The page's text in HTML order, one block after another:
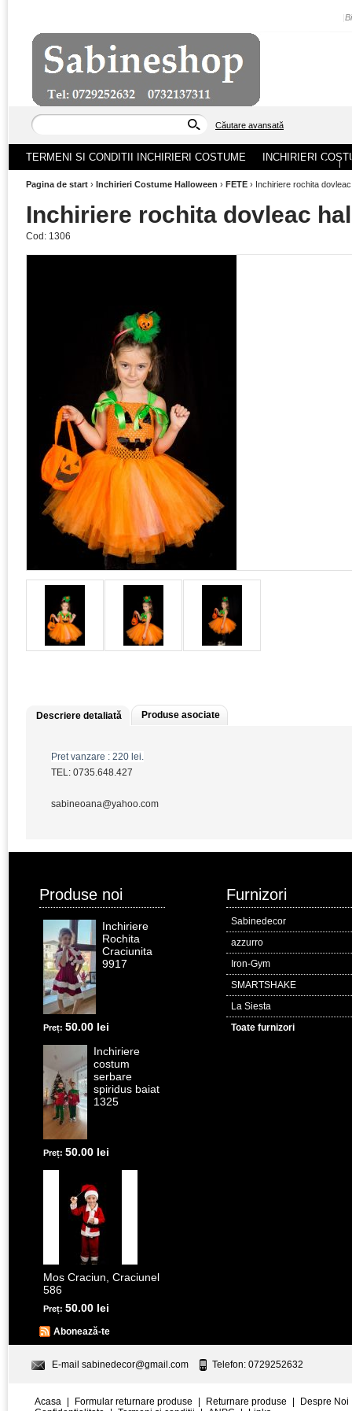
Căutare avansată
ACASA |
TERMENI SI CONDITII INCHIRIERI COSTUME INCHIRIERI
Pagina de start › Inchirieri Costume Halloween › FETE › Inchiriere rochita
Inchiriere rochita dovleac
Cod: 1306
Descriere detaliată Produse asociate
Pret vanzare : 220 lei.
TEL: 0735.648.427
sabineoana@yahoo.com
Produse noi
Inchiriere
Rochita
Craciunita
9917
Preț: 50.00 lei
Inchiriere
costum
serbare
spiridus baiat
1325
Preț: 50.00 lei
Mos Craciun, Craciunel
586
Preț: 50.00 lei
Abonează-te
Furnizori
Sabinedecor
azzurro
Iron-Gym
SMARTSHAKE
La Siesta
Toate furnizori
E-mail sabinedecor@gmail.com Telefon: 0729252632
Acasa Formular returnare produse Returnare produse
Despre Noi